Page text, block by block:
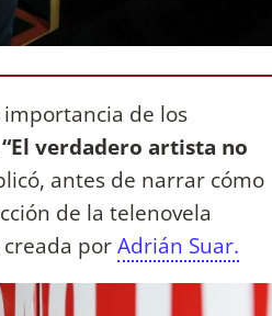
de los
“El verdadero artista no
antes de narrar cómo
de la telenovela
creada porAdrián Suar.